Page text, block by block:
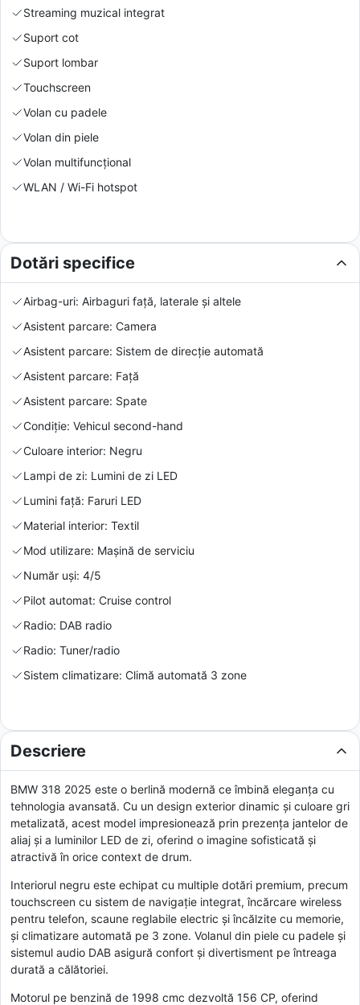
Streaming muzical integrat
Suport cot
Suport lombar
Touchscreen
Volan cu padele
Volan din piele
Volan multifuncțional
WLAN / Wi-Fi hotspot
Dotări specifice
Airbag-uri: Airbaguri față, laterale și altele
Asistent parcare: Camera
Asistent parcare: Sistem de direcție automată
Asistent parcare: Față
Asistent parcare: Spate
Condiție: Vehicul second-hand
Culoare interior: Negru
Lampi de zi: Lumini de zi LED
Lumini față: Faruri LED
Material interior: Textil
Mod utilizare: Mașină de serviciu
Număr uși: 4/5
Pilot automat: Cruise control
Radio: DAB radio
Radio: Tuner/radio
Sistem climatizare: Climă automată 3 zone
Descriere
BMW 318 2025 este o berlină modernă ce îmbină eleganța cu
tehnologia avansată. Cu un design exterior dinamic și culoare gri
metalizată, acest model impresionează prin prezența jantelor de
aliaj și a luminilor LED de zi, oferind o imagine sofisticată și
atractivă în orice context de drum.
Interiorul negru este echipat cu multiple dotări premium, precum
touchscreen cu sistem de navigație integrat, încărcare wireless
pentru telefon, scaune reglabile electric și încălzite cu memorie,
și climatizare automată pe 3 zone. Volanul din piele cu padele și
sistemul audio DAB asigură confort și divertisment pe întreaga
durată a călătoriei.
Motorul pe benzină de 1998 cmc dezvoltă 156 CP, oferind